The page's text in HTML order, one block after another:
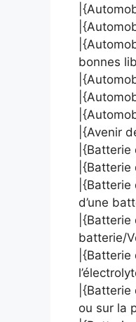
bonnes
|{Avenir
|{Batterie
d’une
batterie/
ou sur la